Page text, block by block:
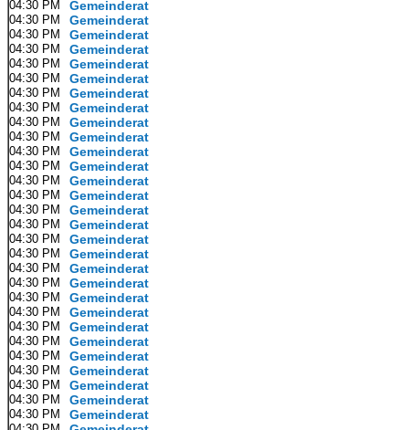
04:30 PM Gemeinderat
04:30 PM Gemeinderat
04:30 PM Gemeinderat
04:30 PM Gemeinderat
04:30 PM Gemeinderat
04:30 PM Gemeinderat
04:30 PM Gemeinderat
04:30 PM Gemeinderat
04:30 PM Gemeinderat
04:30 PM Gemeinderat
04:30 PM Gemeinderat
04:30 PM Gemeinderat
04:30 PM Gemeinderat
04:30 PM Gemeinderat
04:30 PM Gemeinderat
04:30 PM Gemeinderat
04:30 PM Gemeinderat
04:30 PM Gemeinderat
04:30 PM Gemeinderat
04:30 PM Gemeinderat
04:30 PM Gemeinderat
04:30 PM Gemeinderat
04:30 PM Gemeinderat
04:30 PM Gemeinderat
04:30 PM Gemeinderat
04:30 PM Gemeinderat
04:30 PM Gemeinderat
04:30 PM Gemeinderat
04:30 PM Gemeinderat